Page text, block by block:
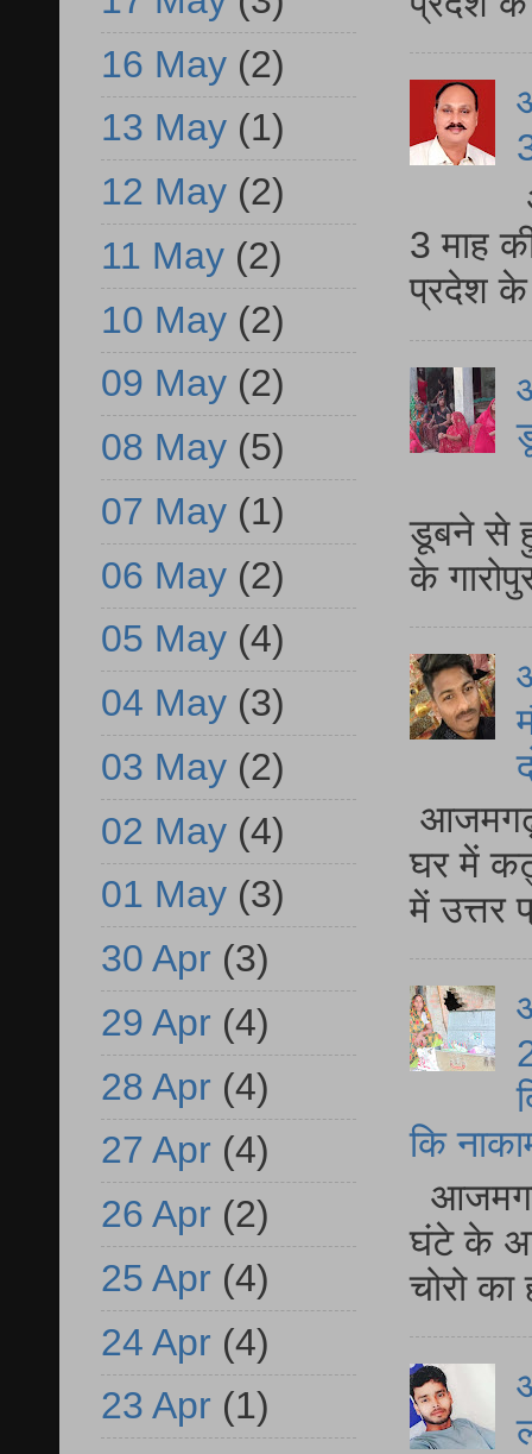
3 माह
प्रदेश
डूबने से
के
घर में
में
कि
घंटे के
चोरो
16 May (2)
13 May (1)
12 May (2)
11 May (2)
10 May (2)
09 May (2)
08 May (5)
07 May (1)
06 May (2)
05 May (4)
04 May (3)
03 May (2)
02 May (4)
01 May (3)
30 Apr (3)
29 Apr (4)
28 Apr (4)
27 Apr (4)
26 Apr (2)
25 Apr (4)
24 Apr (4)
23 Apr (1)